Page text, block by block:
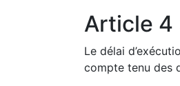
Article 4
Le délai
compte tenu des